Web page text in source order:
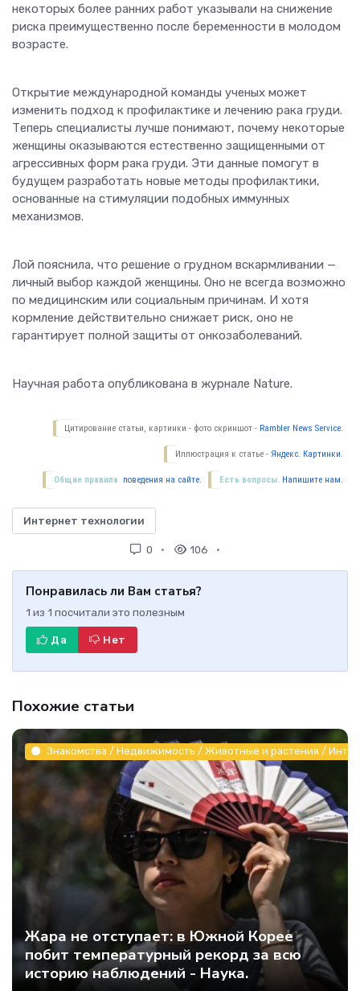
некоторых более ранних работ указывали на снижение
риска преимущественно после беременности в молодом
возрасте.
Открытие международной команды ученых может
изменить подход к профилактике и лечению рака груди.
Теперь специалисты лучше понимают, почему некоторые
женщины оказываются естественно защищенными от
агрессивных форм рака груди. Эти данные помогут в
будущем разработать новые методы профилактики,
основанные на стимуляции подобных иммунных
механизмов.
Лой пояснила, что решение о грудном вскармливании —
личный выбор каждой женщины. Оно не всегда возможно
по медицинским или социальным причинам. И хотя
кормление действительно снижает риск, оно не
гарантирует полной защиты от онкозаболеваний.
Научная работа опубликована в журнале Nature.
Цитирование статьи, картинки - фото скриншот - Rambler News Service.
Иллюстрация к статье - Яндекс. Картинки.
Есть вопросы. Напишите нам.
Общие правила поведения на сайте.
Интернет технологии
0 106
Понравилась ли Вам статья?
1 из 1 посчитали это полезным
Да Нет
Похожие статьи
Знакомства / Недвижимость / Животные и растения /
Жара не отступает: в Южной Корее
побит температурный рекорд за всю
историю наблюдений - Наука.